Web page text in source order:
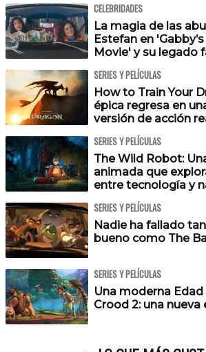
CELEBRIDADES
La magia de las
Estefan en
Movie' y su legado
SERIES Y PELÍCULAS
How to Train Your
épica regresa en
versión de acción
SERIES Y PELÍCULAS
The Wild Robot:
animada que
entre tecnología y
SERIES Y PELÍCULAS
Nadie ha fallado
bueno como The
SERIES Y PELÍCULAS
Una moderna
Crood 2: una nueva